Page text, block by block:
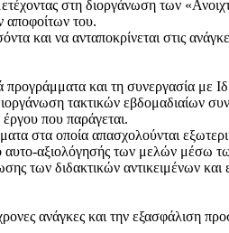
στη διοργάνωση των
αποφοίτων του.
και να ανταποκρίνεται στις
και τη συνεργασία με
τακτικών εβδομαδιαίων
που παράγεται.
στα οποία απασχολούνται
αυτο-αξιολόγησής των μελών
των διδακτικών αντικειμένων
ανάγκες και την εξασφάλιση